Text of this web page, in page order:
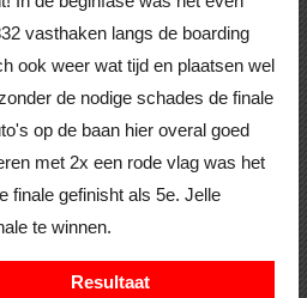
vasthaken langs de boarding
ook weer wat tijd en plaatsen wel
de nodige schades de finale
op de baan hier overal goed
met 2x een rode vlag was het
finale gefinisht als 5e. Jelle
te winnen.
Resultaat